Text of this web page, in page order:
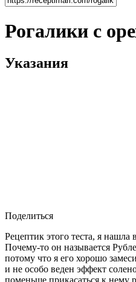
Рогалики с
Указания
Поделиться
Рецептик этого теста, я
Почему-то он называется
потому что я его хорошо
и не особо веден эффект